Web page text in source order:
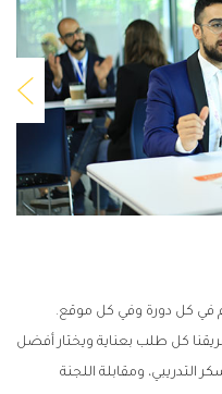
في كل دورة وفي كل موقع.
كل طلب بعناية ويختار أفضل
التدريبي، ومقابلة اللجنة